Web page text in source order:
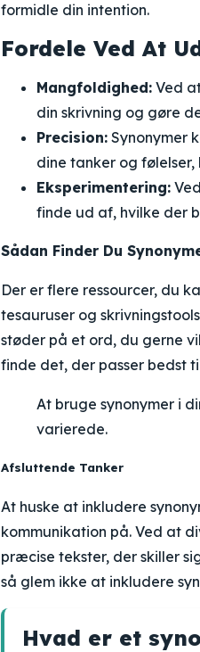
formidle din intention.
Fordele Ved At
Mangfoldighed: Ved
din skrivning og gøre
Precision: Synonymer
dine tanker og
Eksperimentering:
finde ud af, hvilke der
Sådan Finder Du
Der er flere ressourcer, du
tesauruser og
støder på et ord, du gerne
finde det, der passer bedst
At bruge synonymer i
varierede.
Afsluttende Tanker
At huske at inkludere
kommunikation på. Ved at
præcise tekster, der skiller
så glem ikke at inkludere
Hvad er et